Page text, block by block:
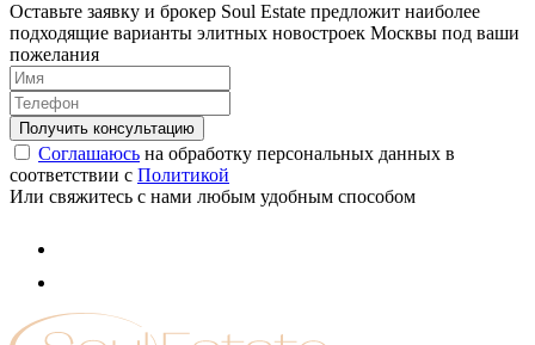
Оставьте заявку и брокер Soul Estate предложит наиболее
подходящие варианты элитных новостроек Москвы под ваши
пожелания
Соглашаюсь на обработку персональных данных в
соответствии с Политикой
Или свяжитесь с нами любым удобным способом